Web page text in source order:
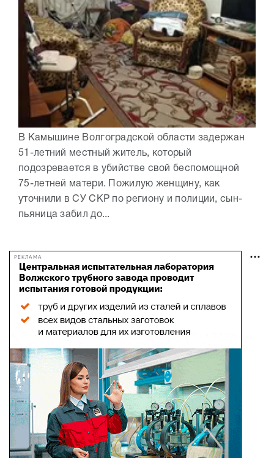
В Камышине Волгоградской области задержан
51-летний местный житель, который
подозревается в убийстве свой беспомощной
75-летней матери. Пожилую женщину, как
уточнили в СУ СКР по региону и полиции, сын-
пьяница забил до...
РЕКЛАМА